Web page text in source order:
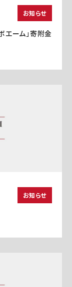
お知らせ
エーム」寄附金
お知らせ